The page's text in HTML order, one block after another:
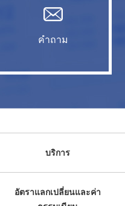
คำถาม
บริการ
อัตราแลกเปลี่ยนและค่า